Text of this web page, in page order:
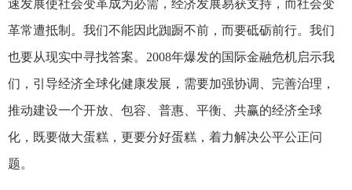
速发展使社会变革成为必需，经济发展易获支持，而社会变
革常遭抵制。我们不能因此踟蹰不前，而要砥砺前行。我们
也要从现实中寻找答案。2008年爆发的国际金融危机启示我
们，引导经济全球化健康发展，需要加强协调、完善治理，
推动建设一个开放、包容、普惠、平衡、共赢的经济全球
化，既要做大蛋糕，更要分好蛋糕，着力解决公平公正问
题。